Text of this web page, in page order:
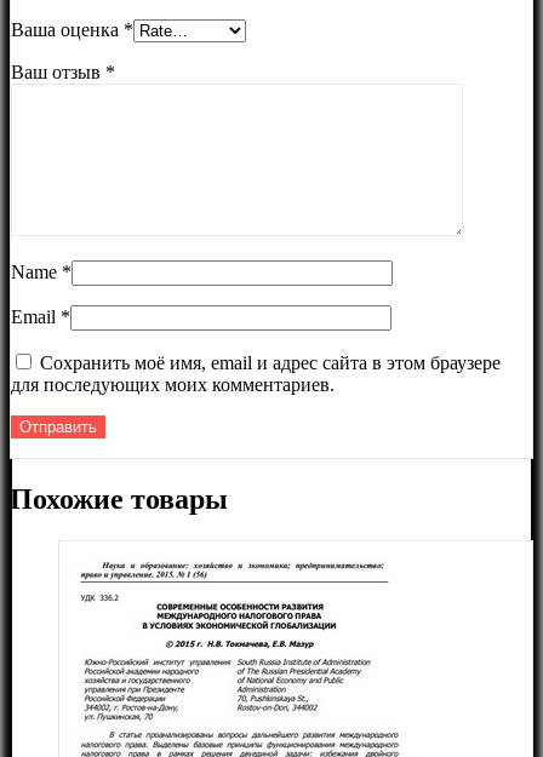
Ваша оценка *
Ваш отзыв *
Name *
Email *
Сохранить моё имя, email и адрес сайта в этом браузере
для последующих моих комментариев.
Похожие товары